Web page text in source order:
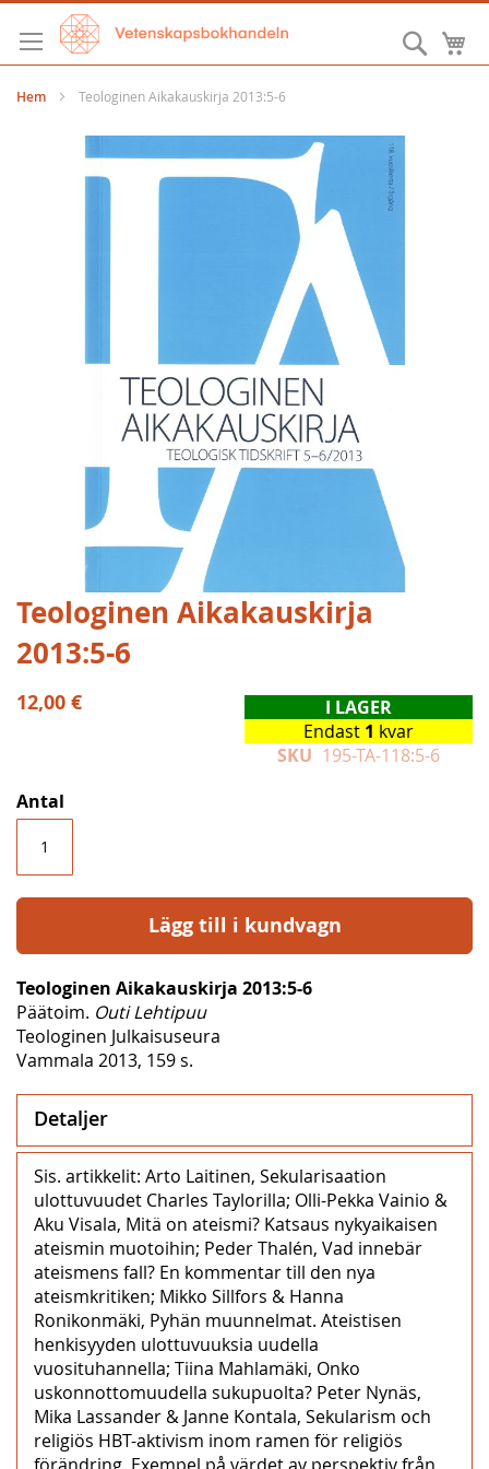
Hoppa
till
innehållet
Sök
Hem Teologinen Aikakauskirja 2013:5-6
Hoppa
till
början
bildgalleriet
Teologinen Aikakauskirja
2013:5-6
12,00 €
I LAGER
Endast 1 kvar
SKU 195-TA-118:5-6
Antal
Lägg till i kundvagn
Teologinen Aikakauskirja 2013:5-6
Päätoim. Outi Lehtipuu
Teologinen Julkaisuseura
Vammala 2013, 159 s.
Detaljer
Sis. artikkelit: Arto Laitinen, Sekularisaation
ulottuvuudet Charles Taylorilla; Olli-Pekka Vainio &
Aku Visala, Mitä on ateismi? Katsaus nykyaikaisen
ateismin muotoihin; Peder Thalén, Vad innebär
ateismens fall? En kommentar till den nya
ateismkritiken; Mikko Sillfors & Hanna
Ronikonmäki, Pyhän muunnelmat. Ateistisen
henkisyyden ulottuvuuksia uudella
vuosituhannella; Tiina Mahlamäki, Onko
uskonnottomuudella sukupuolta? Peter Nynäs,
Mika Lassander & Janne Kontala, Sekularism och
religiös HBT-aktivism inom ramen för religiös